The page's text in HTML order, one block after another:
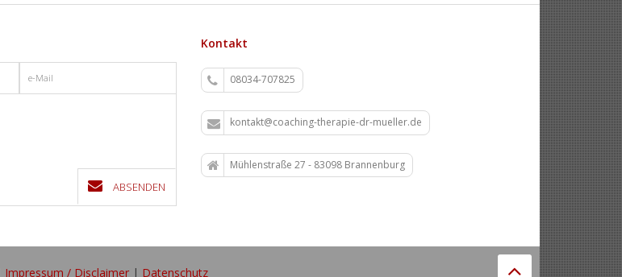
ABSENDEN
Kontakt
08034-707825
kontakt@coaching-therapie-dr-mueller.de
Mühlenstraße 27 - 83098 Brannenburg
Impressum / Disclaimer | Datenschutz